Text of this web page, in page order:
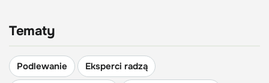
Tematy
Podlewanie
Eksperci radzą